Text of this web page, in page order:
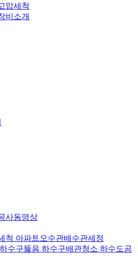
압세척
비소개
사동영상
척 아파트오수관배수관세정
수구뚫음 하수구배관청소 하수도공